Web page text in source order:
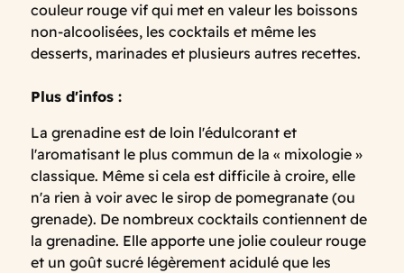
couleur rouge vif qui met en valeur les boissons
non-alcoolisées, les cocktails et même les
desserts, marinades et plusieurs autres recettes.
Plus d'infos :
La grenadine est de loin l'édulcorant et
l'aromatisant le plus commun de la « mixologie »
classique. Même si cela est difficile à croire, elle
n'a rien à voir avec le sirop de pomegranate (ou
grenade). De nombreux cocktails contiennent de
la grenadine. Elle apporte une jolie couleur rouge
et un goût sucré légèrement acidulé que les